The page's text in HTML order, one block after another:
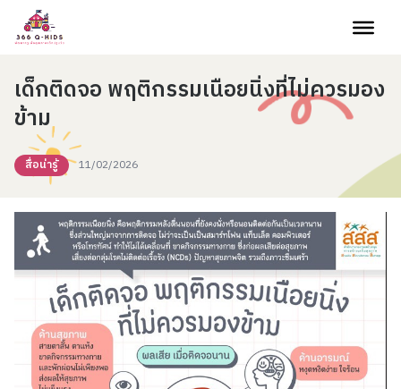
Skip to content
เด็กติดจอ พฤติกรรมเนือยนิ่งที่ไม่ควรมอง
ข้าม
สื่อน่ารู้ 11/02/2026